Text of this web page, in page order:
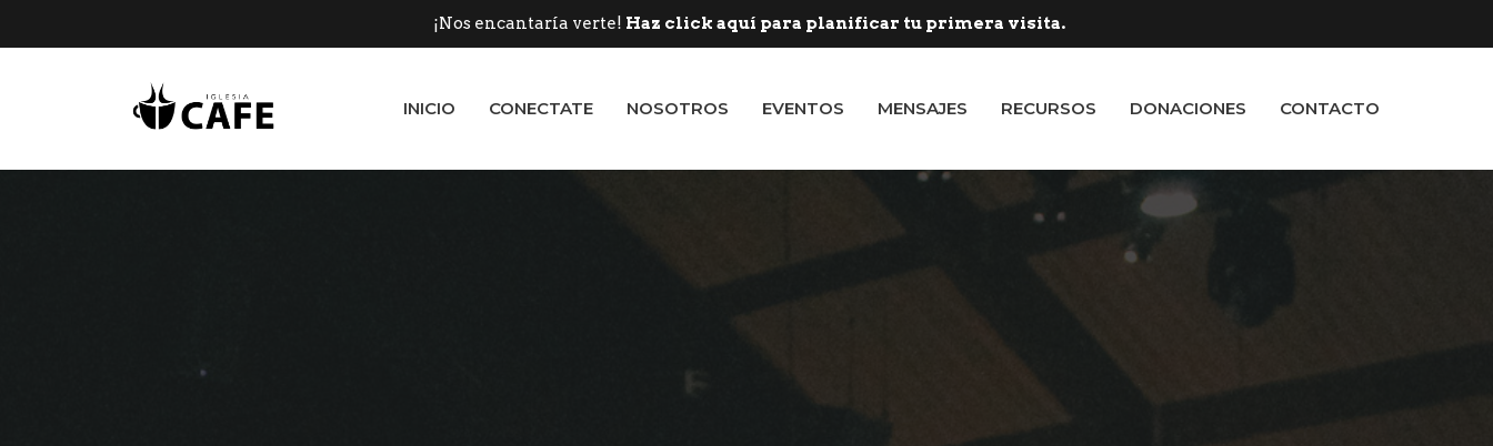
¡Nos encantaría verte! Haz click aquí para planificar tu primera visita.
INICIO CONECTATE NOSOTROS EVENTOS MENSAJES RECURSOS DONACIONES CONTACTO